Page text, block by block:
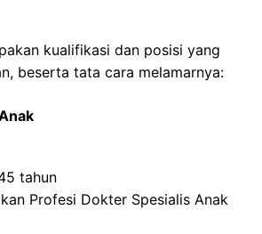
kualifikasi dan posisi yang
beserta tata cara melamarnya:
tahun
Profesi Dokter Spesialis Anak